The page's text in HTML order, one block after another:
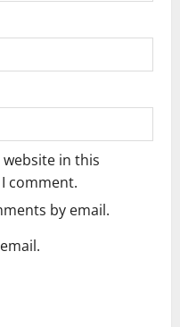
website in this
comment.
by email.